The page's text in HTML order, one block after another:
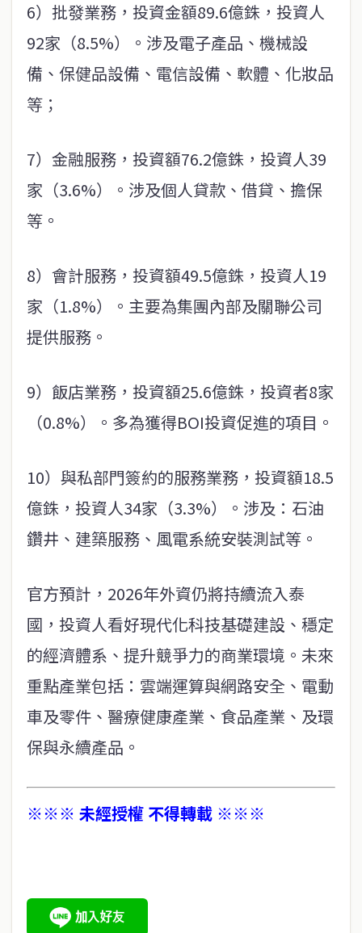
6）批發業務，投資金額89.6億銖，投資人
92家（8.5%）。涉及電子產品、機械設
備、保健品設備、電信設備、軟體、化妝品
等；
7）金融服務，投資額76.2億銖，投資人39
家（3.6%）。涉及個人貸款、借貸、擔保
等。
8）會計服務，投資額49.5億銖，投資人19
家（1.8%）。主要為集團內部及關聯公司
提供服務。
9）飯店業務，投資額25.6億銖，投資者8家
（0.8%）。多為獲得BOI投資促進的項目。
10）與私部門簽約的服務業務，投資額18.5
億銖，投資人34家（3.3%）。涉及：石油
鑽井、建築服務、風電系統安裝測試等。
官方預計，2026年外資仍將持續流入泰
國，投資人看好現代化科技基礎建設、穩定
的經濟體系、提升競爭力的商業環境。未來
重點產業包括：雲端運算與網路安全、電動
車及零件、醫療健康產業、食品產業、及環
保與永續產品。
※※※ 未經授權 不得轉載 ※※※